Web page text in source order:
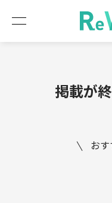
掲載が
お